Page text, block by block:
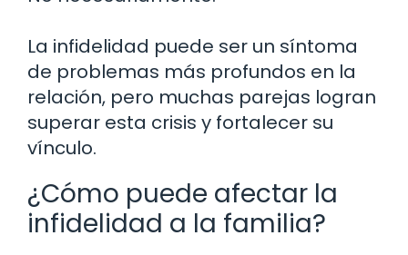
La infidelidad puede ser un síntoma
de problemas más profundos en la
relación, pero muchas parejas logran
superar esta crisis y fortalecer su
vínculo.
¿Cómo puede afectar la
infidelidad a la familia?